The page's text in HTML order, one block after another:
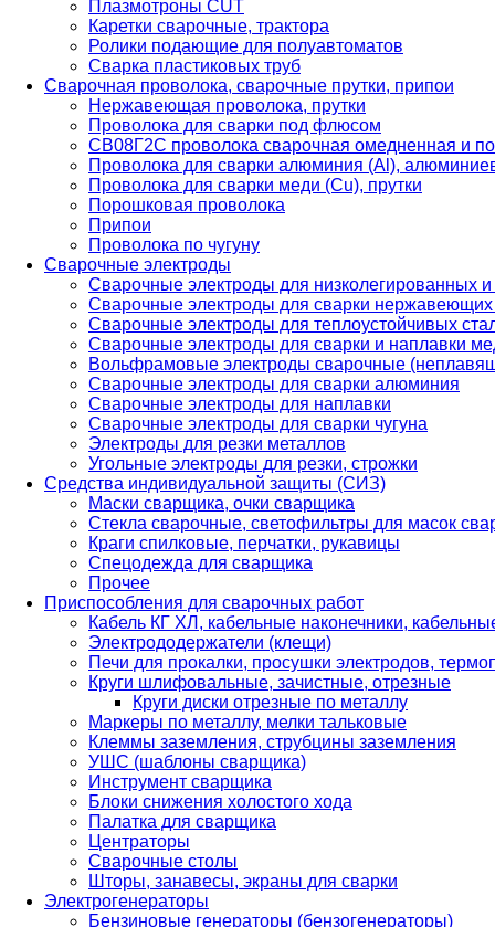
Плазмотроны CUT
Каретки сварочные, трактора
Ролики подающие для полуавтоматов
Сварка пластиковых труб
Сварочная проволока, сварочные прутки, припои
Нержавеющая проволока, прутки
Проволока для сварки под флюсом
СВ08Г2С проволока сварочная омедненная и
Проволока для сварки алюминия (Al),
Проволока для сварки меди (Cu), прутки
Порошковая проволока
Припои
Проволока по чугуну
Сварочные электроды
Сварочные электроды для низколегированных и
Сварочные электроды для сварки
Сварочные электроды для теплоустойчивых
Сварочные электроды для сварки и наплавки
Вольфрамовые электроды сварочные
Сварочные электроды для сварки алюминия
Сварочные электроды для наплавки
Сварочные электроды для сварки чугуна
Электроды для резки металлов
Угольные электроды для резки, строжки
Средства индивидуальной защиты (СИЗ)
Маски сварщика, очки сварщика
Стекла сварочные, светофильтры для масок
Краги спилковые, перчатки, рукавицы
Спецодежда для сварщика
Прочее
Приспособления для сварочных работ
Кабель КГ ХЛ, кабельные наконечники,
Электрододержатели (клещи)
Печи для прокалки, просушки электродов,
Круги шлифовальные, зачистные, отрезные
Круги диски отрезные по металлу
Маркеры по металлу, мелки тальковые
Клеммы заземления, струбцины заземления
УШС (шаблоны сварщика)
Инструмент сварщика
Блоки снижения холостого хода
Палатка для сварщика
Центраторы
Сварочные столы
Шторы, занавесы, экраны для сварки
Электрогенераторы
Бензиновые генераторы (бензогенераторы)